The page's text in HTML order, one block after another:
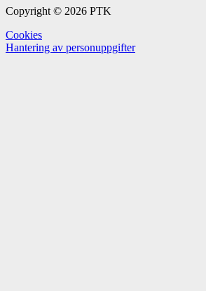
Copyright © 2026 PTK
Cookies
Hantering av personuppgifter